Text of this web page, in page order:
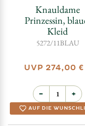
Knauldame
Prinzessin,
Kleid
5272/11BLAU
UVP 274,00 €
− +
AUF DIE